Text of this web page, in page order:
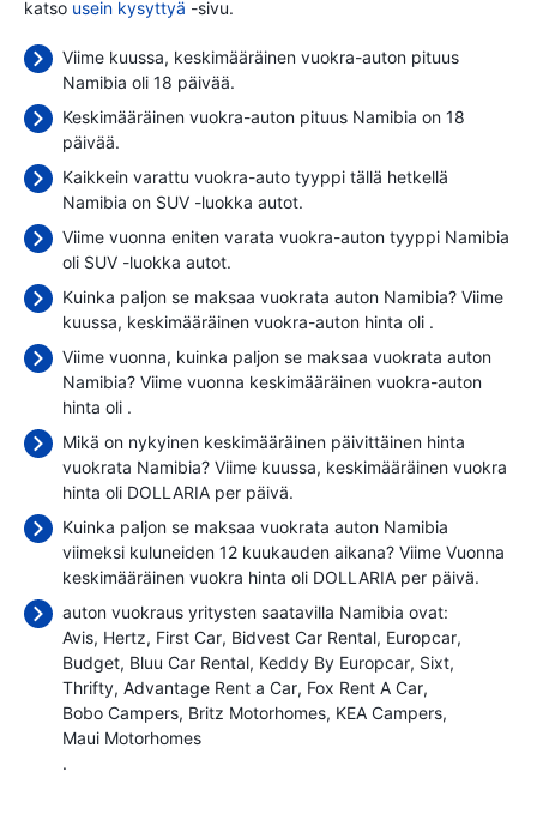
katso usein kysyttyä -sivu.
Viime kuussa, keskimääräinen vuokra-auton pituus
Namibia oli 18 päivää.
Keskimääräinen vuokra-auton pituus Namibia on 18
päivää.
Kaikkein varattu vuokra-auto tyyppi tällä hetkellä
Namibia on SUV -luokka autot.
Viime vuonna eniten varata vuokra-auton tyyppi Namibia
oli SUV -luokka autot.
Kuinka paljon se maksaa vuokrata auton Namibia? Viime
kuussa, keskimääräinen vuokra-auton hinta oli .
Viime vuonna, kuinka paljon se maksaa vuokrata auton
Namibia? Viime vuonna keskimääräinen vuokra-auton
hinta oli .
Mikä on nykyinen keskimääräinen päivittäinen hinta
vuokrata Namibia? Viime kuussa, keskimääräinen vuokra
hinta oli DOLLARIA per päivä.
Kuinka paljon se maksaa vuokrata auton Namibia
viimeksi kuluneiden 12 kuukauden aikana? Viime Vuonna
keskimääräinen vuokra hinta oli DOLLARIA per päivä.
auton vuokraus yritysten saatavilla Namibia ovat:
Avis Hertz First Car Bidvest Car Rental Europcar
Budget Bluu Car Rental Keddy By Europcar Sixt
Thrifty Advantage Rent a Car Fox Rent A Car
Bobo Campers Britz Motorhomes KEA Campers
Maui Motorhomes
.